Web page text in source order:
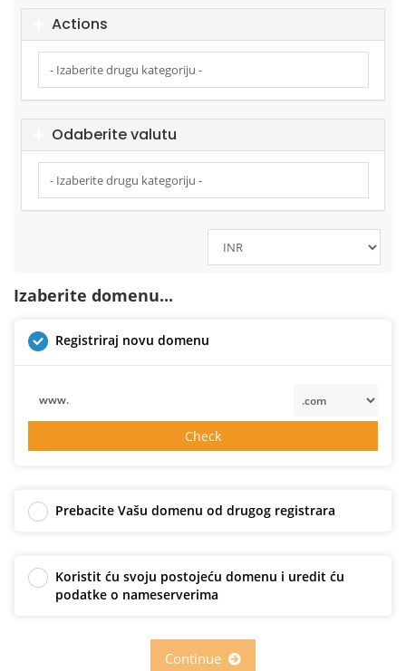
Actions
Odaberite valutu
Izaberite domenu...
Registriraj novu domenu
www.
Check
Prebacite Vašu domenu od drugog registrara
Koristit ću svoju postojeću domenu i uredit ću
podatke o nameserverima